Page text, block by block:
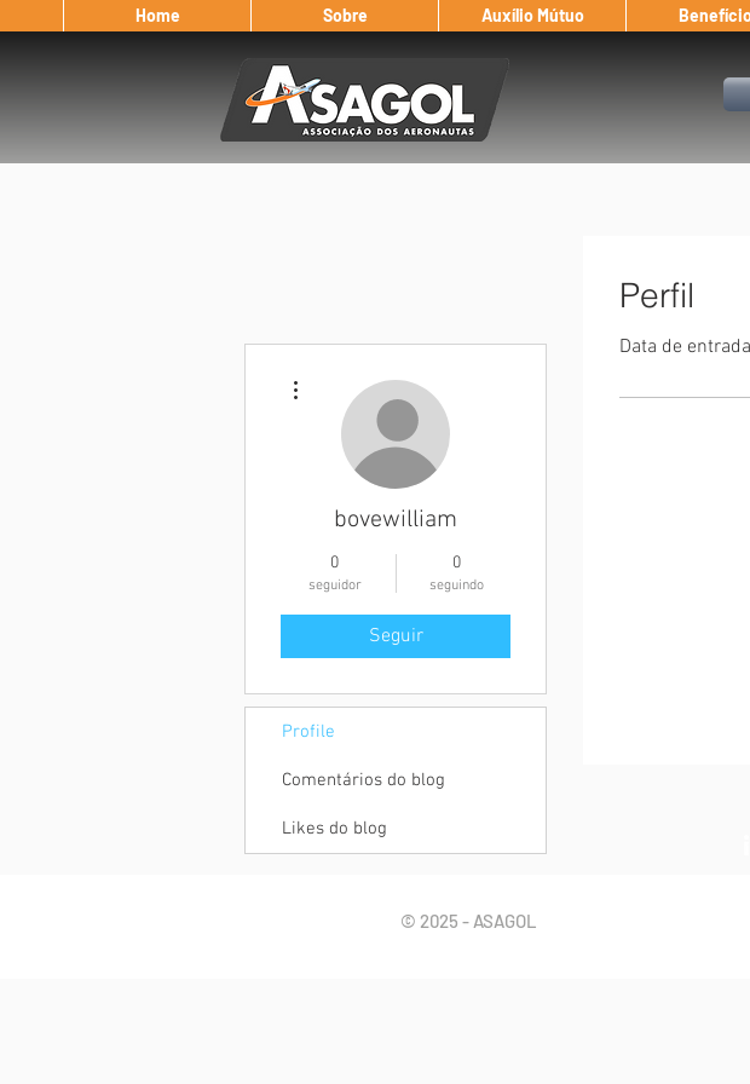
Home Sobre Auxílio Mútuo
Perfil
Data de
bovewilliam
0
seguidor
0
seguindo
Seguir
Profile
Comentários do blog
Likes do blog
© 2025 - ASAGOL